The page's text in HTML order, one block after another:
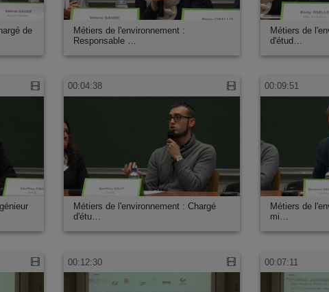
de
Métiers de l'environnement :
Responsable …
Métiers de
d'étud…
00:04:38
Métiers de l'environnement : Chargé
d'étu…
00:09:51
Métiers de
mi…
00:12:30 00:07:11